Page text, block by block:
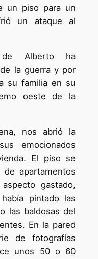
un piso para un
un ataque al
Alberto ha
la guerra y por
su familia en su
oeste de la
nos abrió la
emocionados
El piso se
apartamentos
gastado,
pintado las
las baldosas del
En la pared
de fotografías
unos 50 o 60